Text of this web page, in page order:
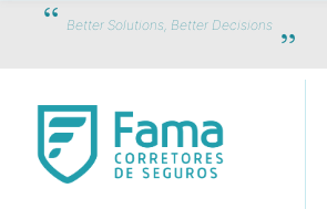
Better Solutions, Better Decisions